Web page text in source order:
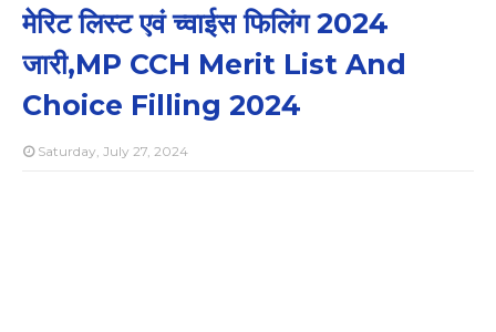
मेरिट लिस्ट एवं च्वाईस फिलिंग 2024
जारी,MP CCH Merit List And
Choice Filling 2024
Saturday, July 27, 2024